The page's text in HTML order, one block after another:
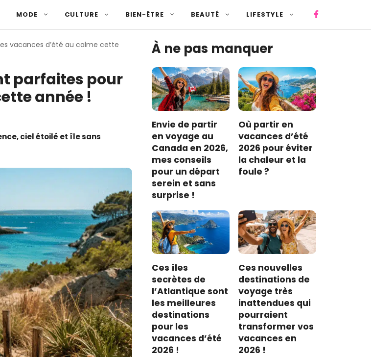
MODE CULTURE BIEN-ÊTRE BEAUTÉ LIFESTYLE
vacances d’été au calme cette
parfaites pour
année !
ciel étoilé et île sans
À ne pas manquer
Envie de partir
en voyage au
Canada en 2026,
mes conseils
pour un départ
serein et sans
surprise !
Où partir en
vacances d’été
2026 pour éviter
la chaleur et la
foule ?
Ces îles
secrètes de
l’Atlantique sont
les meilleures
destinations
pour les
vacances d’été
2026 !
Ces nouvelles
destinations de
voyage très
inattendues qui
pourraient
transformer vos
vacances en
2026 !